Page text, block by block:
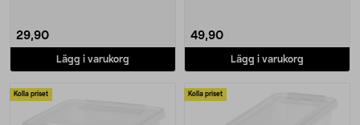
29,90
Lägg i varukorg
49,90
Lägg i varukorg
Kolla priset Kolla priset